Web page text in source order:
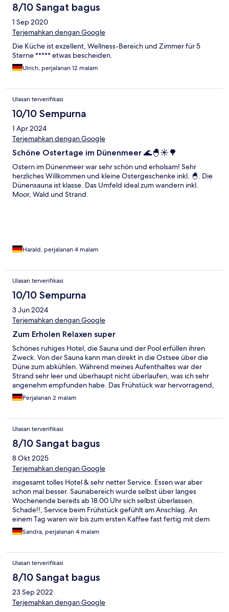
8/10 Sangat bagus
1 Sep 2020
Terjemahkan dengan Google
Die Küche ist exzellent, Wellness-Bereich und Zimmer für 5
Sterne ***** etwas bescheiden.
Ulrich, perjalanan 12 malam
Ulasan terverifikasi
10/10 Sempurna
1 Apr 2024
Terjemahkan dengan Google
Schöne Ostertage im Dünenmeer 🌊🐣☀️🌳
Ostern im Dünenmeer war sehr schön und erholsam! Sehr
herzliches Willkommen und kleine Ostergeschenke inkl. 🐣. Die
Dünensauna ist klasse. Das Umfeld ideal zum wandern inkl.
Moor, Wald und Strand.
Harald, perjalanan 4 malam
Ulasan terverifikasi
10/10 Sempurna
3 Jun 2024
Terjemahkan dengan Google
Zum Erholen Relaxen super
Schönes ruhiges Hotel, die Sauna und der Pool erfüllen ihren
Zweck. Von der Sauna kann man direkt in die Ostsee über die
Düne zum abkühlen. Während meines Aufenthaltes war der
Strand sehr leer und überhaupt nicht überlaufen, was ich sehr
angenehm empfunden habe. Das Frühstück war hervorragend,
so wie der Service.
Perjalanan 2 malam
Ulasan terverifikasi
8/10 Sangat bagus
8 Okt 2025
Terjemahkan dengan Google
insgesamt tolles Hotel & sehr netter Service. Essen war aber
schon mal besser. Saunabereich wurde selbst über langes
Wochenende bereits ab 18.00 Uhr sich selbst überlassen.
Schade!!, Service beim Frühstück gefühlt am Anschlag. An
einem Tag waren wir bis zum ersten Kaffee fast fertig mit dem
Frühstück...
Sandra, perjalanan 4 malam
Ulasan terverifikasi
8/10 Sangat bagus
23 Sep 2022
Terjemahkan dengan Google